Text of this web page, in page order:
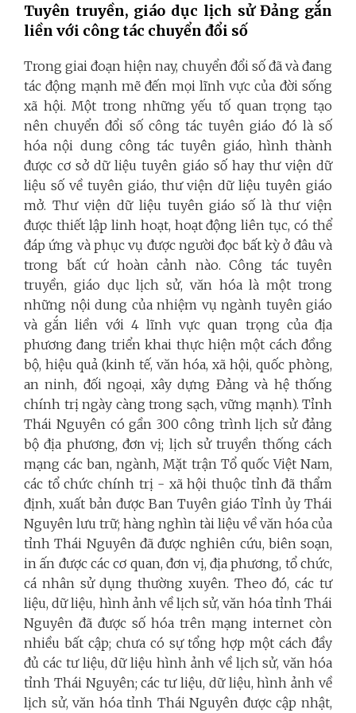
Tuyên truyền, giáo dục lịch sử Đảng gắn
liền với công tác chuyển đổi số
Trong giai đoạn hiện nay, chuyển đổi số đã và đang
tác động mạnh mẽ đến mọi lĩnh vực của đời sống
xã hội. Một trong những yếu tố quan trọng tạo
nên chuyển đổi số công tác tuyên giáo đó là số
hóa nội dung công tác tuyên giáo, hình thành
được cơ sở dữ liệu tuyên giáo số hay thư viện dữ
liệu số về tuyên giáo, thư viện dữ liệu tuyên giáo
mở. Thư viện dữ liệu tuyên giáo số là thư viện
được thiết lập linh hoạt, hoạt động liên tục, có thể
đáp ứng và phục vụ được người đọc bất kỳ ở đâu và
trong bất cứ hoàn cảnh nào. Công tác tuyên
truyền, giáo dục lịch sử, văn hóa là một trong
những nội dung của nhiệm vụ ngành tuyên giáo
và gắn liền với 4 lĩnh vực quan trọng của địa
phương đang triển khai thực hiện một cách đồng
bộ, hiệu quả (kinh tế, văn hóa, xã hội, quốc phòng,
an ninh, đối ngoại, xây dựng Đảng và hệ thống
chính trị ngày càng trong sạch, vững mạnh). Tỉnh
Thái Nguyên có gần 300 công trình lịch sử đảng
bộ địa phương, đơn vị; lịch sử truyền thống cách
mạng các ban, ngành, Mặt trận Tổ quốc Việt Nam,
các tổ chức chính trị - xã hội thuộc tỉnh đã thẩm
định, xuất bản được Ban Tuyên giáo Tỉnh ủy Thái
Nguyên lưu trữ; hàng nghìn tài liệu về văn hóa của
tỉnh Thái Nguyên đã được nghiên cứu, biên soạn,
in ấn được các cơ quan, đơn vị, địa phương, tổ chức,
cá nhân sử dụng thường xuyên. Theo đó, các tư
liệu, dữ liệu, hình ảnh về lịch sử, văn hóa tỉnh Thái
Nguyên đã được số hóa trên mạng internet còn
nhiều bất cập; chưa có sự tổng hợp một cách đầy
đủ các tư liệu, dữ liệu hình ảnh về lịch sử, văn hóa
tỉnh Thái Nguyên; các tư liệu, dữ liệu, hình ảnh về
lịch sử, văn hóa tỉnh Thái Nguyên được cập nhật,